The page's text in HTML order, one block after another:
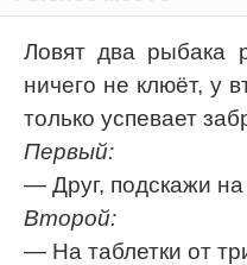
Ловят два рыбака
ничего не клюёт, у
только успевает
Первый:
— Друг, подскажи
Второй:
— На таблетки от